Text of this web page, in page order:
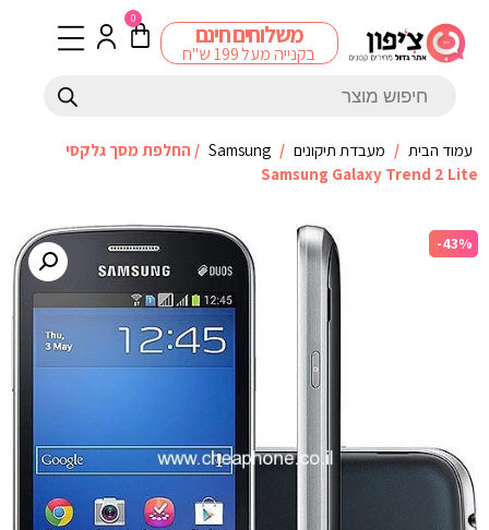
משלוחים חינם
בקנייה מעל 199 ש"ח
0
עמוד הבית / מעבדת תיקונים /
Samsung / החלפת מסך גלקסי
Samsung Galaxy Trend 2 Lite
-43%